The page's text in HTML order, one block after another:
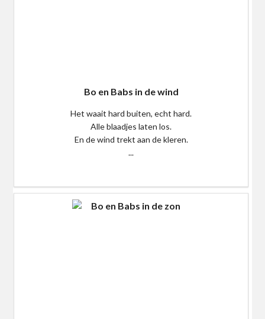
Bo en Babs in de wind
Het waait hard buiten, echt hard.
Alle blaadjes laten los.
En de wind trekt aan de kleren.
...